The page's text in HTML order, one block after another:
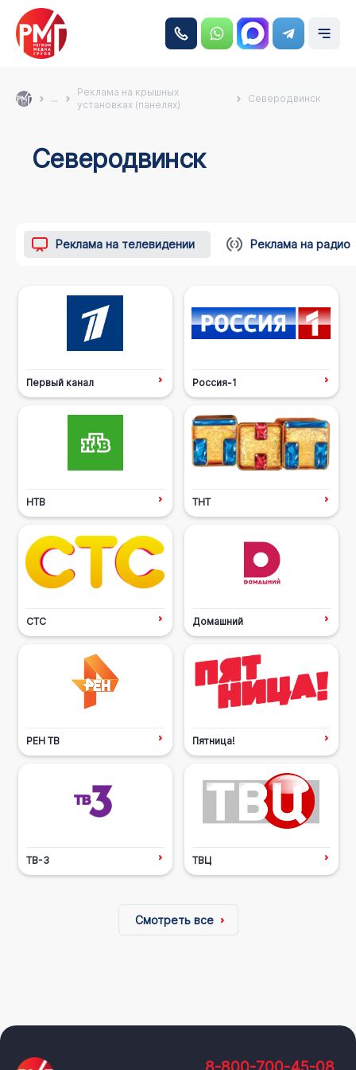
...
Реклама на крышных
установках (панелях)
Северодвинск
Северодвинск
Реклама на телевидении Реклама на радио
Первый канал Россия-1
НТВ ТНТ
СТС Домашний
РЕН ТВ Пятница!
ТВ-3 ТВЦ
Смотреть все